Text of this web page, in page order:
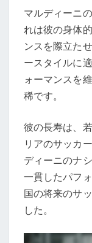
マルディーニ
れは彼の身体
ンスを際立た
ースタイルに
ォーマンスを
稀です。
彼の長寿は、
リアのサッカ
ディーニのナ
一貫したパフ
国の将来のサ
した。